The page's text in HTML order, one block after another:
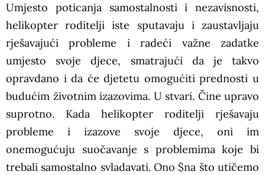
Umjesto poticanja samostalnosti i nezavisnosti,
helikopter roditelji iste sputavaju i zaustavljaju
rješavajući probleme i radeći važne zadatke
umjesto svoje djece, smatrajući da je takvo
opravdano i da će djetetu omogućiti prednosti u
budućim životnim izazovima. U stvari. Čine upravo
suprotno. Kada helikopter roditelji rješavaju
probleme i izazove svoje djece, oni im
onemogućuju suočavanje s problemima koje bi
trebali samostalno svladavati. Ono $na što utičemo